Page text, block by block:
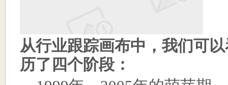
从行业跟踪画布中，我们可
历了四个阶段：